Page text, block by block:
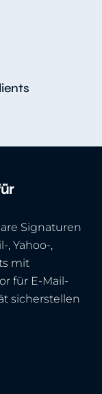
Signaturen
, Yahoo-,
mit
für E-Mail-
sicherstellen